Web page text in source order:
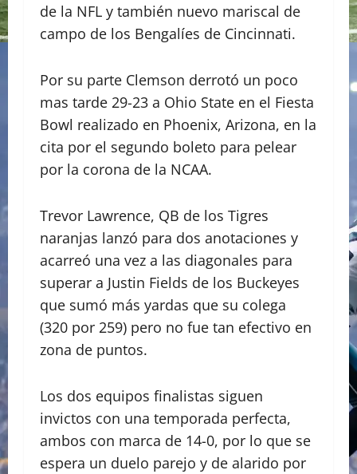
de la NFL y también nuevo mariscal de
campo de los Bengalíes de Cincinnati.
Por su parte Clemson derrotó un poco
mas tarde 29-23 a Ohio State en el Fiesta
Bowl realizado en Phoenix, Arizona, en la
cita por el segundo boleto para pelear
por la corona de la NCAA.
Trevor Lawrence, QB de los Tigres
naranjas lanzó para dos anotaciones y
acarreó una vez a las diagonales para
superar a Justin Fields de los Buckeyes
que sumó más yardas que su colega
(320 por 259) pero no fue tan efectivo en
zona de puntos.
Los dos equipos finalistas siguen
invictos con una temporada perfecta,
ambos con marca de 14-0, por lo que se
espera un duelo parejo y de alarido por